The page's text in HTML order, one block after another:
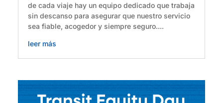
de cada viaje hay un equipo dedicado que trabaja
sin descanso para asegurar que nuestro servicio
sea fiable, acogedor y siempre seguro....
leer más